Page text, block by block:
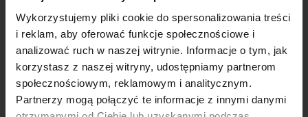
Wykorzystujemy pliki cookie do spersonalizowania treści
i reklam, aby oferować funkcje społecznościowe i
analizować ruch w naszej witrynie. Informacje o tym, jak
korzystasz z naszej witryny, udostępniamy partnerom
społecznościowym, reklamowym i analitycznym.
Partnerzy mogą połączyć te informacje z innymi danymi